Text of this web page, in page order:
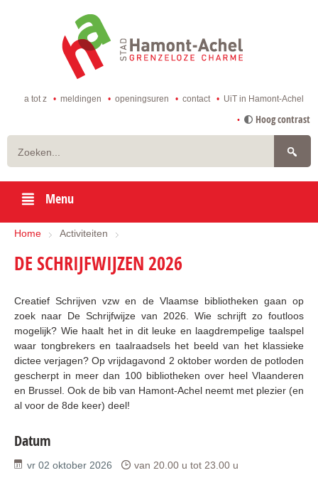
de
a tot z meldingen openingsuren contact UiT in Hamont-Achel
Hoog contrast
Menu
Home Activiteiten
DE SCHRIJFWIJZEN 2026
Creatief Schrijven vzw en de Vlaamse bibliotheken gaan op
zoek naar De Schrijfwijze van 2026. Wie schrijft zo foutloos
mogelijk? Wie haalt het in dit leuke en laagdrempelige taalspel
waar tongbrekers en taalraadsels het beeld van het klassieke
dictee verjagen? Op vrijdagavond 2 oktober worden de potloden
gescherpt in meer dan 100 bibliotheken over heel Vlaanderen
en Brussel. Ook de bib van Hamont-Achel neemt met plezier (en
al voor de 8de keer) deel!
Datum
vr 02 oktober 2026 van 20.00 u tot 23.00 u